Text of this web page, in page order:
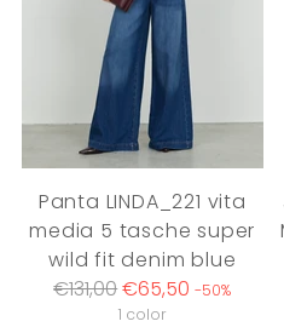
Panta LINDA_221 vita
media 5 tasche super
wild fit denim blue
Regular
€131,00€65,50 -50%
1 color